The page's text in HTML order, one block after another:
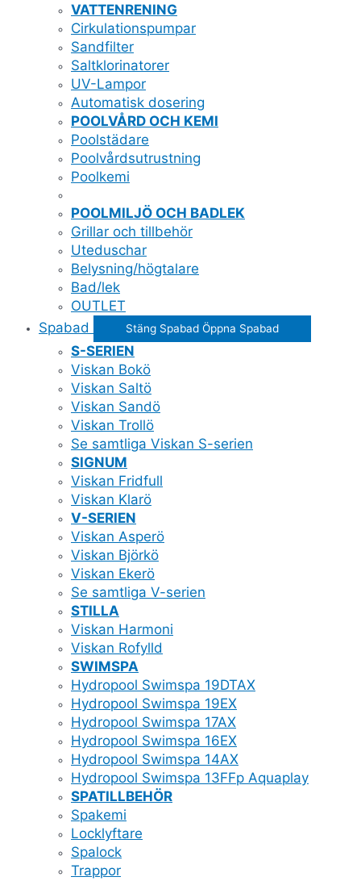
VATTENRENING
Cirkulationspumpar
Sandfilter
Saltklorinatorer
UV-Lampor
Automatisk dosering
POOLVÅRD OCH KEMI
Poolstädare
Poolvårdsutrustning
Poolkemi
POOLMILJÖ OCH BADLEK
Grillar och tillbehör
Uteduschar
Belysning/högtalare
Bad/lek
OUTLET
Spabad
Stäng Spabad Öppna Spabad
S-SERIEN
Viskan Bokö
Viskan Saltö
Viskan Sandö
Viskan Trollö
Se samtliga Viskan S-serien
SIGNUM
Viskan Fridfull
Viskan Klarö
V-SERIEN
Viskan Asperö
Viskan Björkö
Viskan Ekerö
Se samtliga V-serien
STILLA
Viskan Harmoni
Viskan Rofylld
SWIMSPA
Hydropool Swimspa 19DTAX
Hydropool Swimspa 19EX
Hydropool Swimspa 17AX
Hydropool Swimspa 16EX
Hydropool Swimspa 14AX
Hydropool Swimspa 13FFp Aquaplay
SPATILLBEHÖR
Spakemi
Locklyftare
Spalock
Trappor